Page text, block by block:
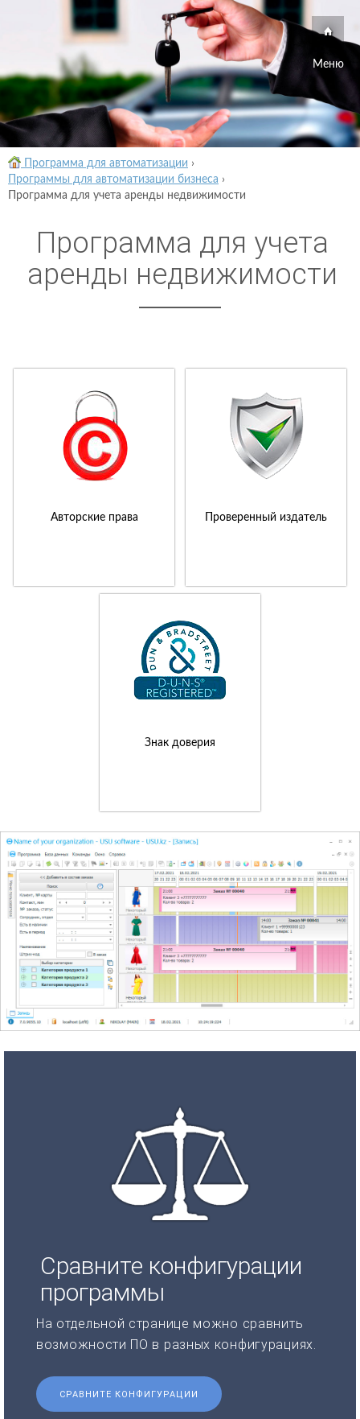
Меню
Программа для автоматизации ›
Программы для автоматизации бизнеса ›
Программа для учета аренды недвижимости
Программа для учета
аренды недвижимости
Авторские права Проверенный издатель
Знак доверия
Сравните конфигурации
программы
На отдельной странице можно сравнить
возможности ПО в разных конфигурациях.
СРАВНИТЕ КОНФИГУРАЦИИ